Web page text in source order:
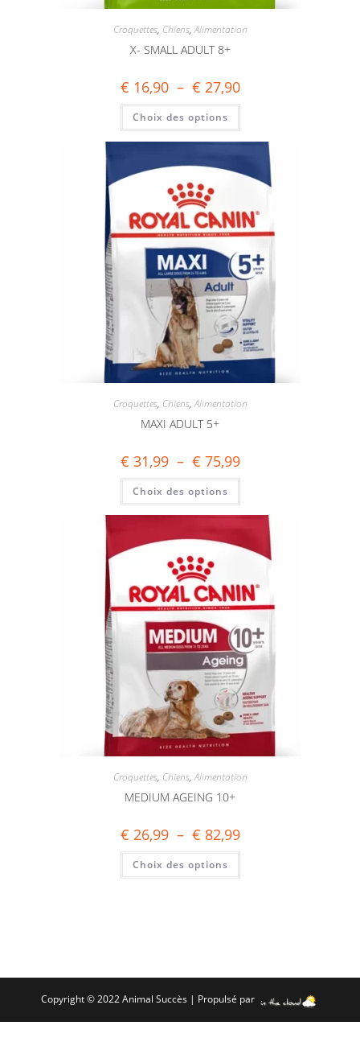
Croquettes, Chiens,Alimentation
X- SMALL ADULT 8+
€ 16,90 – € 27,90
Choix des options
Croquettes, Chiens,Alimentation
MAXI ADULT 5+
€ 31,99 – € 75,99
Choix des options
Croquettes, Chiens,Alimentation
MEDIUM AGEING 10+
€ 26,99 – € 82,99
Choix des options
Copyright © 2022 Animal Succès | Propulsé par